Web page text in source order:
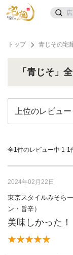
トップ 青じその宅
「青じそ」
全1件のレビュー中 1-1
2024年02月22日
東京スタイルみそら
ン・旨辛）
美味しかった！